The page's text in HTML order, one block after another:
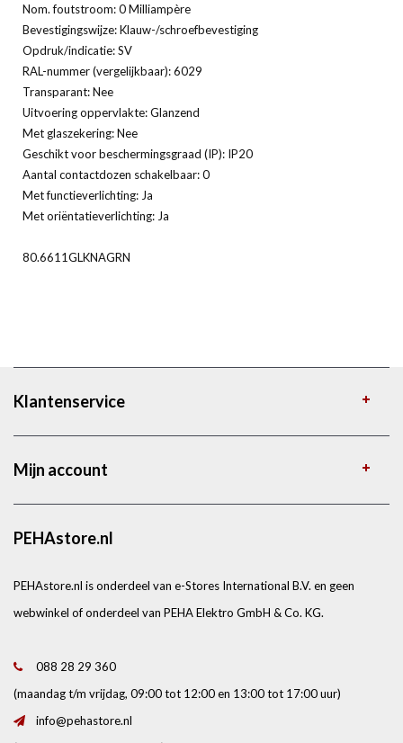
Nom. foutstroom: 0 Milliampère
Bevestigingswijze: Klauw-/schroefbevestiging
Opdruk/indicatie: SV
RAL-nummer (vergelijkbaar): 6029
Transparant: Nee
Uitvoering oppervlakte: Glanzend
Met glaszekering: Nee
Geschikt voor beschermingsgraad (IP): IP20
Aantal contactdozen schakelbaar: 0
Met functieverlichting: Ja
Met oriëntatieverlichting: Ja
80.6611GLKNAGRN
Klantenservice
Mijn account
PEHAstore.nl
PEHAstore.nl is onderdeel van e-Stores International B.V. en geen
webwinkel of onderdeel van PEHA Elektro GmbH & Co. KG.
088 28 29 360
(maandag t/m vrijdag, 09:00 tot 12:00 en 13:00 tot 17:00 uur)
info@pehastore.nl